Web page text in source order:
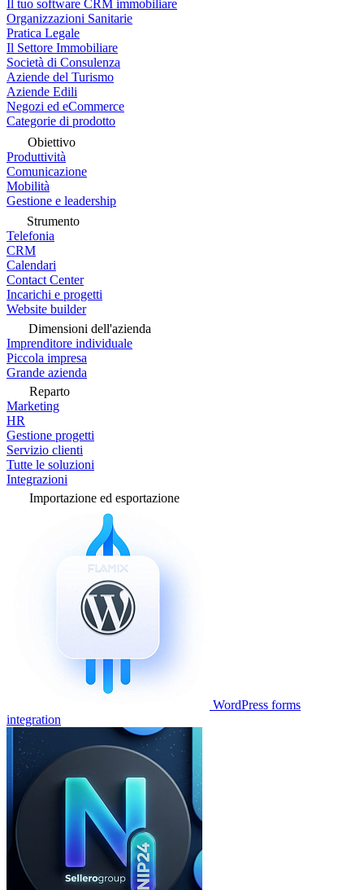
Il tuo software CRM immobiliare
Organizzazioni Sanitarie
Pratica Legale
Il Settore Immobiliare
Società di Consulenza
Aziende del Turismo
Aziende Edili
Negozi ed eCommerce
Categorie di prodotto
Obiettivo
Produttività
Comunicazione
Mobilità
Gestione e leadership
Strumento
Telefonia
CRM
Calendari
Contact Center
Incarichi e progetti
Website builder
Dimensioni dell'azienda
Imprenditore individuale
Piccola impresa
Grande azienda
Reparto
Marketing
HR
Gestione progetti
Servizio clienti
Tutte le soluzioni
Integrazioni
Importazione ed esportazione
WordPress forms
integration